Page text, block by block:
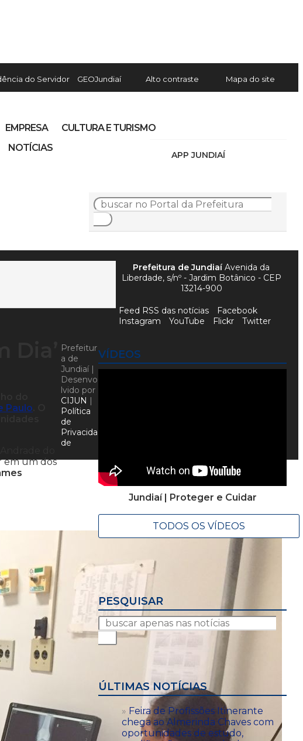
do Servidor GEOJundiaí Alto contraste Mapa do site
APP JUNDIAÍ
EMPRESA
CULTURA E TURISMO
NOTÍCIAS
Paulo
em um dos
VÍDEOS
Jundiaí | Proteger e Cuidar
TODOS OS VÍDEOS
PESQUISAR
ÚLTIMAS NOTÍCIAS
Feira de Profissões Itinerante
chega ao Almerinda Chaves com
oportunidades de estudo,
Prefeitura de JundiaíAvenida da
Liberdade, s/nº - Jardim Botânico - CEP
13214-900
Feed RSS das notícias
Facebook
Instagram
YouTube Flickr Twitter
Prefeitur
a de
Jundiaí |
Desenvo
lvido por
CIJUN |
Política
de
Privacida
de